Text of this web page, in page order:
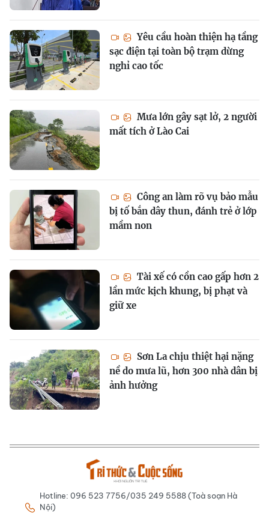
Yêu cầu hoàn thiện hạ tầng
sạc điện tại toàn bộ trạm dừng
nghỉ cao tốc
Mưa lớn gây sạt lở, 2 người
mất tích ở Lào Cai
Công an làm rõ vụ bảo mẫu
bị tố bắn dây thun, đánh trẻ ở lớp
mầm non
Tài xế có cồn cao gấp hơn 2
lần mức kịch khung, bị phạt và
giữ xe
Sơn La chịu thiệt hại nặng
nề do mưa lũ, hơn 300 nhà dân bị
ảnh hưởng
Hotline: 096 523 7756/035 249 5588 (Toà soạn Hà
Nội)